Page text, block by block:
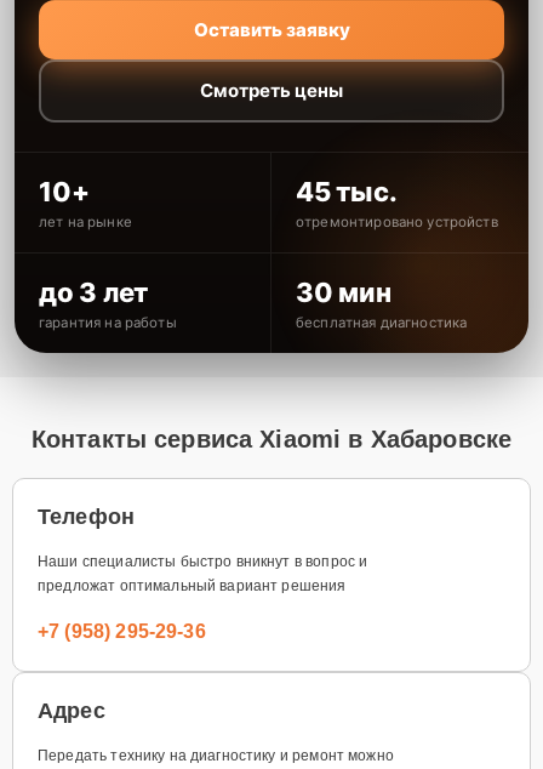
Оставить заявку
Смотреть цены
10+
лет на рынке
45 тыс.
отремонтировано устройств
до 3 лет
гарантия на работы
30 мин
бесплатная диагностика
Контакты сервиса Xiaomi в Хабаровске
Телефон
Наши специалисты быстро вникнут в вопрос и
предложат оптимальный вариант решения
+7 (958) 295-29-36
Адрес
Передать технику на диагностику и ремонт можно